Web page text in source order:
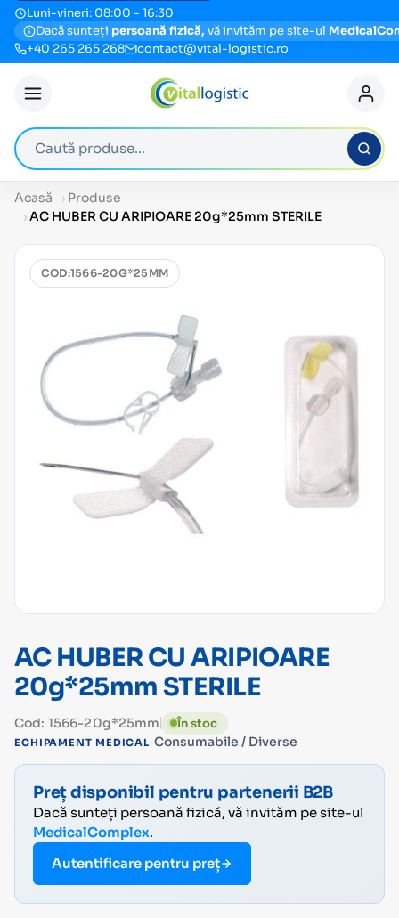
Luni-vineri: 08:00 - 16:30
Dacă sunteți persoană fizică, vă invităm pe site-ul
+40 265 265 268
contact@vital-logistic.ro
Caută produse
Acasă
Produse
AC HUBER CU ARIPIOARE 20g*25mm STERILE
COD:1566-20G*25MM
AC HUBER CU ARIPIOARE
20g*25mm STERILE
Cod: 1566-20g*25mm În stoc
ECHIPAMENT MEDICAL ›Consumabile / Diverse
Preț disponibil pentru partenerii B2B
Dacă sunteți persoană fizică, vă invităm pe site-ul
MedicalComplex.
Autentificare pentru preț